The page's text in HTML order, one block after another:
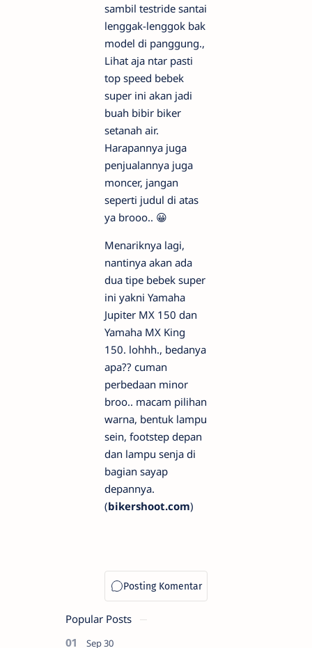
sambil testride santai
lenggak-lenggok bak
model di panggung.,
Lihat aja ntar pasti
top speed bebek
super ini akan jadi
buah bibir biker
setanah air.
Harapannya juga
penjualannya juga
moncer, jangan
seperti judul di atas
ya brooo.. 😀
Menariknya lagi,
nantinya akan ada
dua tipe bebek super
ini yakni Yamaha
Jupiter MX 150 dan
Yamaha MX King
150. lohhh., bedanya
apa?? cuman
perbedaan minor
broo.. macam pilihan
warna, bentuk lampu
sein, footstep depan
dan lampu senja di
bagian sayap
depannya.
(bikershoot.com)
Popular Posts